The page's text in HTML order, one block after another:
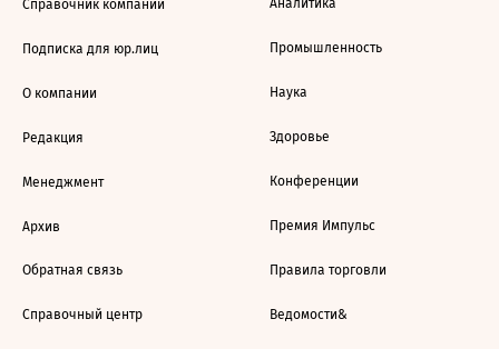
Справочник компаний
Подписка для юр.лиц
О компании
Редакция
Менеджмент
Архив
Обратная связь
Справочный центр
Аналитика
Промышленность
Наука
Здоровье
Конференции
Премия Импульс
Правила торговли
Ведомости&